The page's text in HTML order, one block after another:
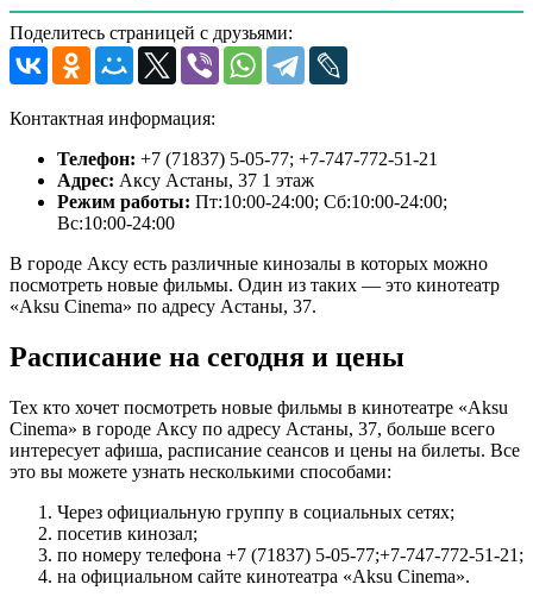
Поделитесь страницей с друзьями:
Контактная информация:
Телефон: +7 (71837) 5-05-77; +7-747-772-51-21
Адрес: Аксу Астаны, 37 1 этаж
Режим работы: Пт:10:00-24:00; Сб:10:00-24:00;
Вс:10:00-24:00
В городе Аксу есть различные кинозалы в которых можно
посмотреть новые фильмы. Один из таких — это кинотеатр
«Aksu Cinema» по адресу Астаны, 37.
Расписание на сегодня и цены
Тех кто хочет посмотреть новые фильмы в кинотеатре «Aksu
Cinema» в городе Аксу по адресу Астаны, 37, больше всего
интересует афиша, расписание сеансов и цены на билеты. Все
это вы можете узнать несколькими способами:
Через официальную группу в социальных сетях;
посетив кинозал;
по номеру телефона +7 (71837) 5-05-77;+7-747-772-51-21;
на официальном сайте кинотеатра «Aksu Cinema».